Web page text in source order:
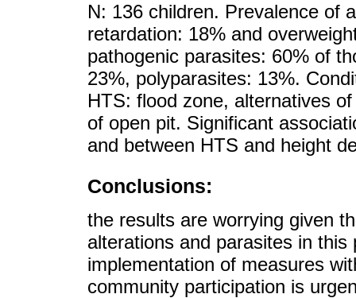
N: 136 children. Prevalence of
retardation: 18% and
pathogenic parasites: 60% of
23%, polyparasites: 13%.
HTS: flood zone, alternatives
of open pit. Significant
and between HTS and height
Conclusions:
the results are worrying given
alterations and parasites in
implementation of measures
community participation is